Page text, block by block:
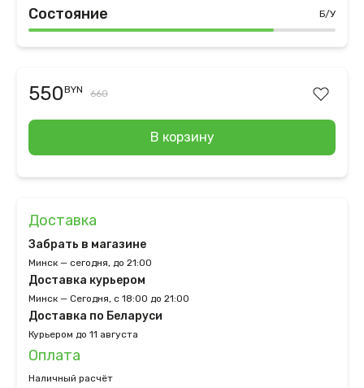
Состояние Б/У
550BYN 660
В корзину
Доставка
Забрать в магазине
Минск — сегодня, до 21:00
Доставка курьером
Минск — Сегодня, с 18:00 до 21:00
Доставка по Беларуси
Курьером до 11 августа
Оплата
Наличный расчёт